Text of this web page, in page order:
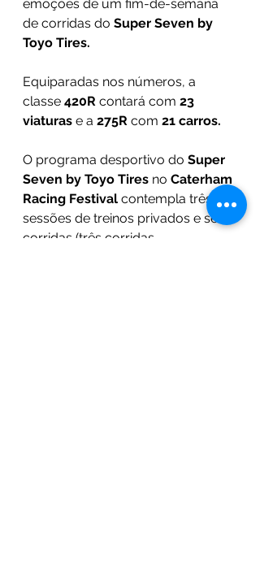
emoções de um fim-de-semana
de corridas do Super Seven by
Toyo Tires.
Equiparadas nos números, a
classe 420R contará com 23
viaturas e a 275R com 21 carros.
O programa desportivo do Super
Seven by Toyo Tires no Caterham
Racing Festival contempla três
sessões de treinos privados e seis
corridas (três corridas